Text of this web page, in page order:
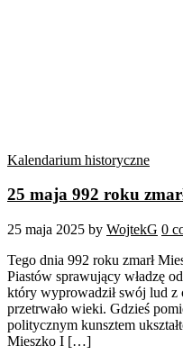
Kalendarium historyczne
25 maja 992 roku
25 maja 2025 by WojtekG 0
Tego dnia 992 roku zmarł
Piastów sprawujący władzę
który wyprowadził swój lud z
przetrwało wieki. Gdzieś
politycznym kunsztem
Mieszko I […]